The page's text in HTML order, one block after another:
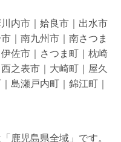
内市｜姶良市｜出水市
｜南九州市｜南さつま
佐市｜さつま町｜枕崎
之表市｜大崎町｜屋久
島瀬戸内町｜錦江町｜
鹿児島県全域」です。